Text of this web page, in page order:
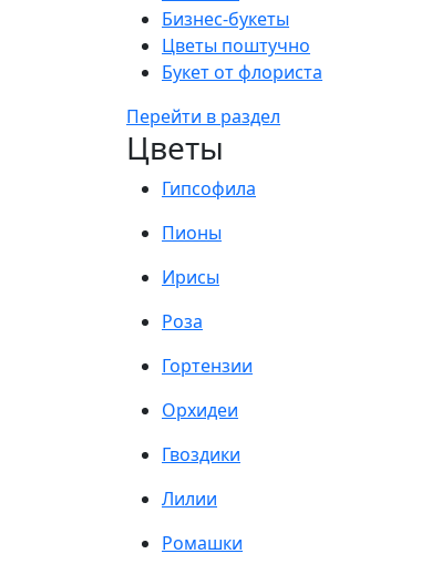
Бизнес-букеты
Цветы поштучно
Букет от флориста
Перейти в раздел
Цветы
Гипсофила
Пионы
Ирисы
Роза
Гортензии
Орхидеи
Гвоздики
Лилии
Ромашки